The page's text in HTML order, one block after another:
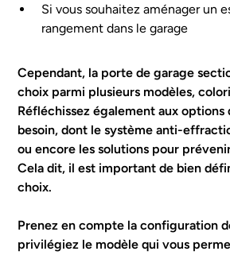
Si vous souhaitez aménager un
rangement dans le garage
Cependant, la porte de garage
choix parmi plusieurs modèles,
Réfléchissez également aux options
besoin, dont le système anti-
ou encore les solutions pour
Cela dit, il est important de bien
choix.
Prenez en compte la configuration
privilégiez le modèle qui vous